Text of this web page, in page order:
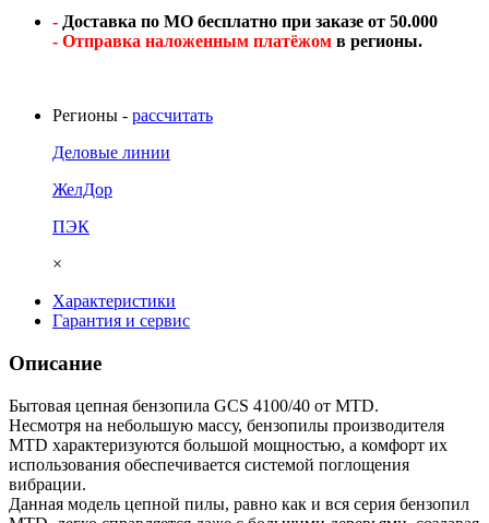
- Доставка по МО бесплатно при заказе от 50.000
- Отправка наложенным платёжом в регионы.
Регионы - рассчитать
Деловые линии
ЖелДор
ПЭК
×
Характеристики
Гарантия и сервис
Описание
Бытовая цепная бензопила GCS 4100/40 от MTD.
Несмотря на небольшую массу, бензопилы производителя
MTD характеризуются большой мощностью, а комфорт их
использования обеспечивается системой поглощения
вибрации.
Данная модель цепной пилы, равно как и вся серия бензопил